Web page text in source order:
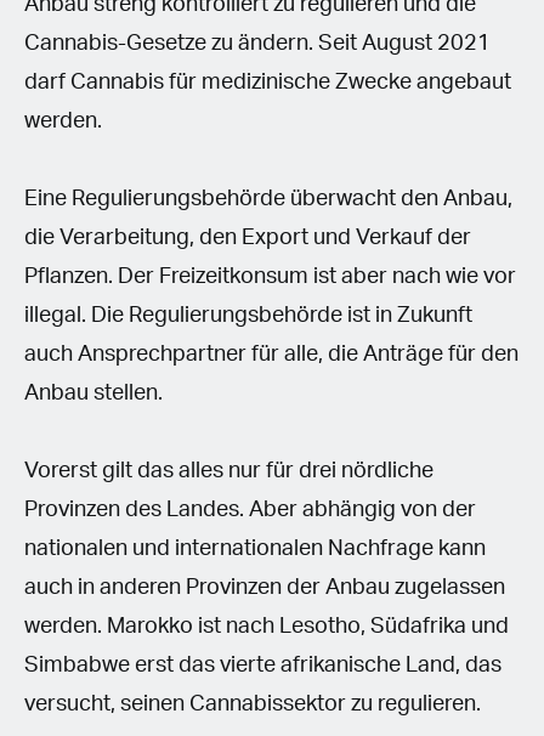
Anbau streng kontrolliert zu regulieren und die
Cannabis-Gesetze zu ändern. Seit August 2021
darf Cannabis für medizinische Zwecke angebaut
werden.
Eine Regulierungsbehörde überwacht den Anbau,
die Verarbeitung, den Export und Verkauf der
Pflanzen. Der Freizeitkonsum ist aber nach wie vor
illegal. Die Regulierungsbehörde ist in Zukunft
auch Ansprechpartner für alle, die Anträge für den
Anbau stellen.
Vorerst gilt das alles nur für drei nördliche
Provinzen des Landes. Aber abhängig von der
nationalen und internationalen Nachfrage kann
auch in anderen Provinzen der Anbau zugelassen
werden. Marokko ist nach Lesotho, Südafrika und
Simbabwe erst das vierte afrikanische Land, das
versucht, seinen Cannabissektor zu regulieren.